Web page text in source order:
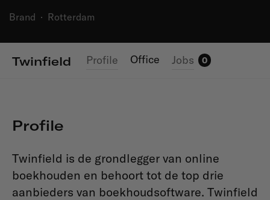
Brand · Rotterdam
Twinfield Profile Office Jobs 0
Profile
Twinfield is de grondlegger van online
boekhouden en behoort tot de top drie
aanbieders van boekhoudsoftware. Twinfield